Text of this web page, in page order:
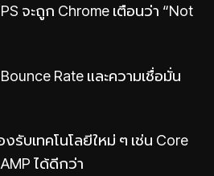
จะถูก Chrome เตือนว่า “Not
Rate และความเชื่อมั่น
งรับเทคโนโลยีใหม่ ๆ เช่น Core
ได้ดีกว่า